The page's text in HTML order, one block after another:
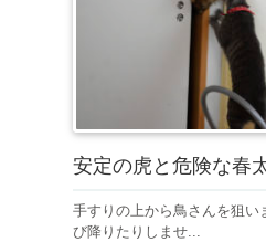
安定の虎と危険な春
手すりの上から鳥さんを狙
び降りたりしませ...